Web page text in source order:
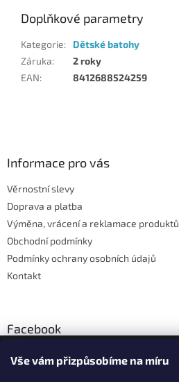
Vše vám přizpůsobíme na míru
Doplňkové parametry
Kategorie:
Dětské batohy
Záruka:
2 roky
EAN: 8412688524259
Informace pro vás
Věrnostní slevy
Doprava a platba
Výměna, vrácení a reklamace produktů
Obchodní podmínky
Podmínky ochrany osobních údajů
Kontakt
Facebook